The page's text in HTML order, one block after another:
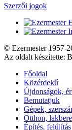
Szerzői jogok
© Ezermester 1957-
Az oldalt készítette:
Főoldal
Közérdekű
Újdonságok,
Bemutatjuk
Gépek,
Otthon,
Építés, felújítás